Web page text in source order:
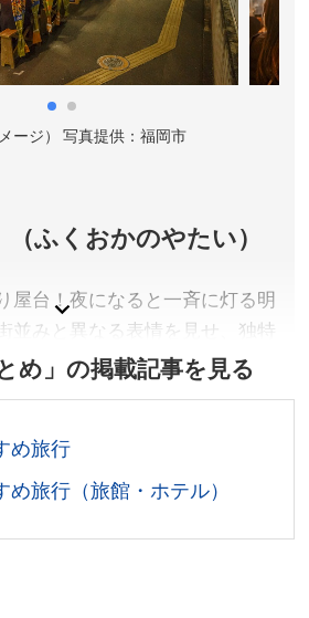
アへは 大濠公園駅(5番出口)より徒
市中央区城内1-4
732-4801(福岡城むかし探訪館
ージ） 写真提供：福岡市
ふくおかのやたい）
屋台！夜になると一斉に灯る明
並みと異なる表情を見せ、独特
す。２０２３年には長浜ラーメ
め」の掲載記事を見る
め旅行
め旅行（旅館・ホテル）